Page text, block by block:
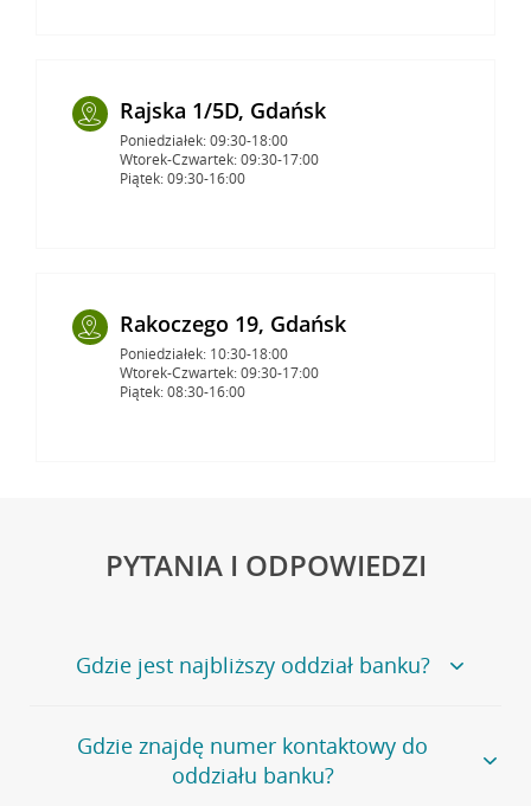
Rajska 1/5D, Gdańsk
Poniedziałek: 09:30-18:00
Wtorek-Czwartek: 09:30-17:00
Piątek: 09:30-16:00
Rakoczego 19, Gdańsk
Poniedziałek: 10:30-18:00
Wtorek-Czwartek: 09:30-17:00
Piątek: 08:30-16:00
PYTANIA I ODPOWIEDZI
Gdzie jest najbliższy oddział banku?
Jeśli szukasz oddziału naszego banku, zapraszamy na
stronęPlacówki i bankomaty, na której znajduje się
wygodna wyszukiwarka.
Gdzie znajdę numer kontaktowy do
oddziału banku?